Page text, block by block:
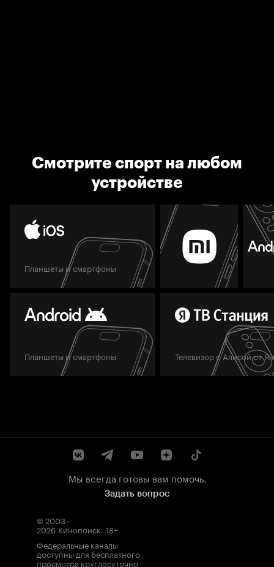
Смотрите спорт на любом
устройстве
Планшеты и смартфоны
Планшеты и смартфоны Телевизор с Алисой от
Мы всегда готовы вам помочь.
Задать вопрос
© 2003–
2026 Кинопоиск. 18+
Федеральные каналы
доступны для бесплатного
просмотра круглосуточно